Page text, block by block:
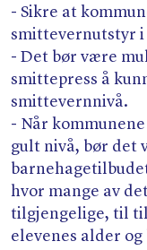
- Sikre at
smittevernutstyr i
- Det bør være
smittepress å
smittevernnivå.
- Når
gult nivå, bør det
hvor mange av
tilgjengelige, til
elevenes alder og